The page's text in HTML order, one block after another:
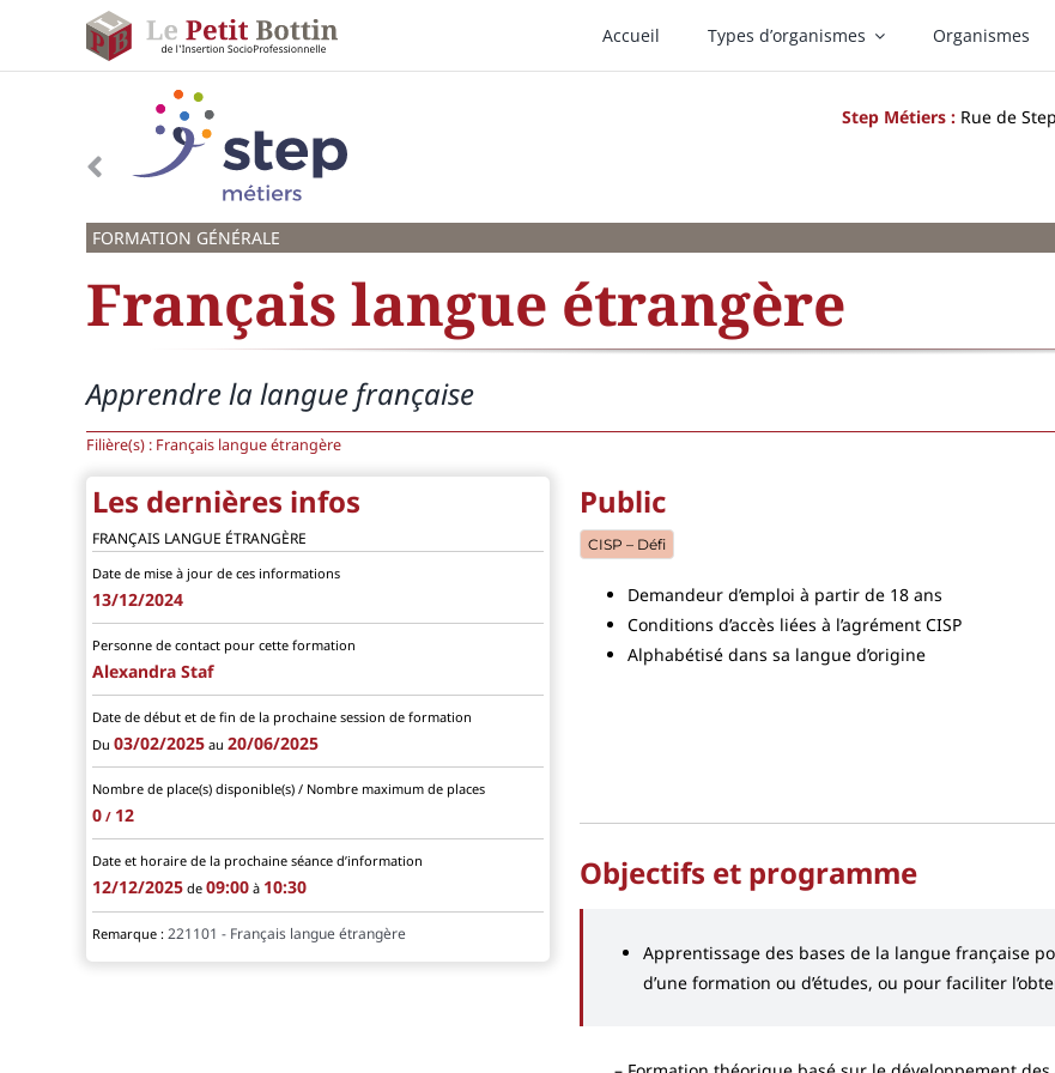
contenu
Accueil Types d’organismes Organismes
Step Métiers : Rue de
FORMATION GÉNÉRALE
Français langue étrangère
Apprendre la langue française
Filière(s) : Français langue étrangère
Les dernières infos
FRANÇAIS LANGUE ÉTRANGÈRE
Date de mise à jour de ces informations
13/12/2024
Personne de contact pour cette formation
Alexandra Staf
Date de début et de fin de la prochaine session de formation
Du 03/02/2025au 20/06/2025
Nombre de place(s) disponible(s) / Nombre maximum de places
0 / 12
Date et horaire de la prochaine séance d’information
12/12/2025 de 09:00 à 10:30
Remarque : 221101 - Français langue étrangère
Public
CISP – Défi
Demandeur d’emploi à partir de 18 ans
Conditions d’accès liées à l’agrément CISP
Alphabétisé dans sa langue d’origine
Objectifs et programme
Apprentissage des bases de la langue française
d’une formation ou d’études, ou pour faciliter